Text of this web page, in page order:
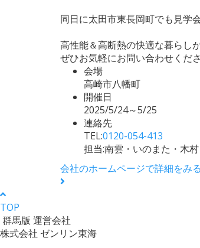
同日に太田市東長岡町でも見学
高性能＆高断熱の快適な暮らし
ぜひお気軽にお問い合わせくださ
会場
高崎市八幡町
開催日
2025/5/24～5/25
連絡先
TEL:0120-054-413
担当:南雲・いのまた・木村
会社のホームページで詳細をみる
TOP
群馬版 運営会社
株式会社 ゼンリン東海